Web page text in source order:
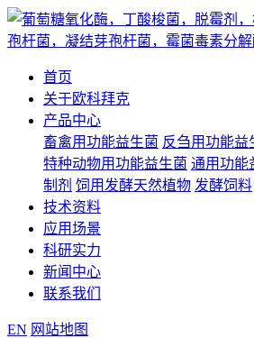
首页
关于欧科拜克
产品中心
畜禽用功能益生菌 反刍用功能益
特种动物用功能益生菌 通用功能
制剂 饲用发酵天然植物 发酵饲料
技术资料
应用场景
科研实力
新闻中心
联系我们
EN 网站地图